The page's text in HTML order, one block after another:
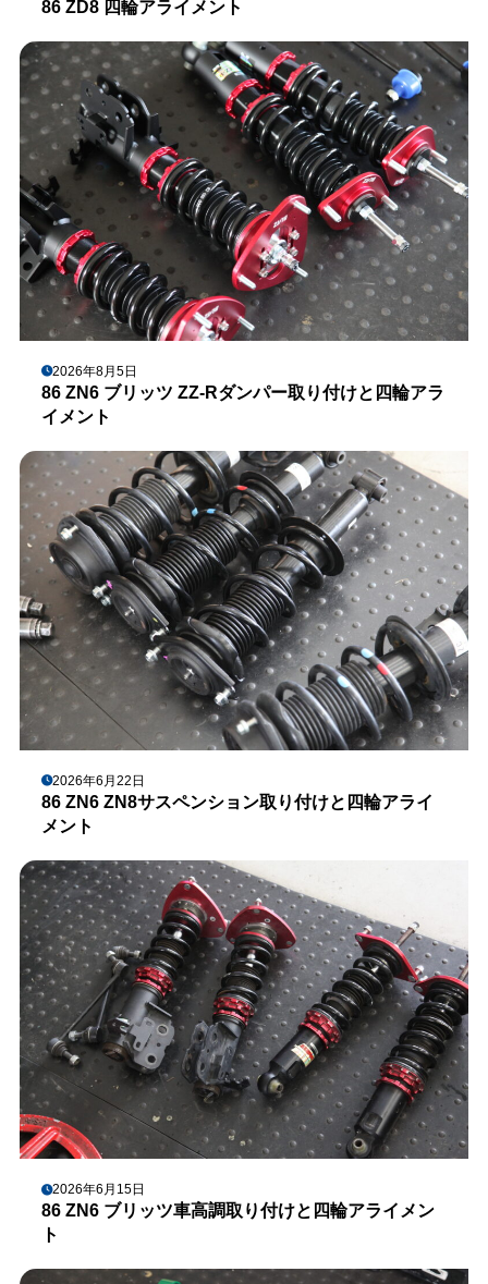
86 ZD8 四輪アライメント
2026年8月5日
86 ZN6 ブリッツ ZZ-Rダンパー取り付けと四輪アラ
イメント
2026年6月22日
86 ZN6 ZN8サスペンション取り付けと四輪アライ
メント
2026年6月15日
86 ZN6 ブリッツ車高調取り付けと四輪アライメン
ト